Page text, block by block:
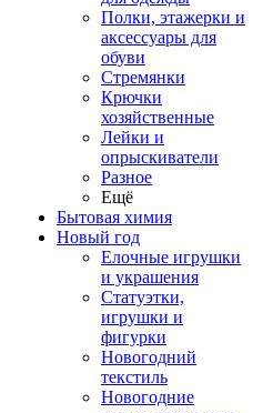
Полки, этажерки и
аксессуары для
обуви
Стремянки
Крючки
хозяйственные
Лейки и
опрыскиватели
Разное
Ещё
Бытовая химия
Новый год
Елочные игрушки
и украшения
Статуэтки,
игрушки и
фигурки
Новогодний
текстиль
Новогодние